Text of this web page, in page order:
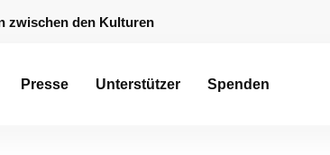
zwischen den Kulturen
Presse Unterstützer Spenden